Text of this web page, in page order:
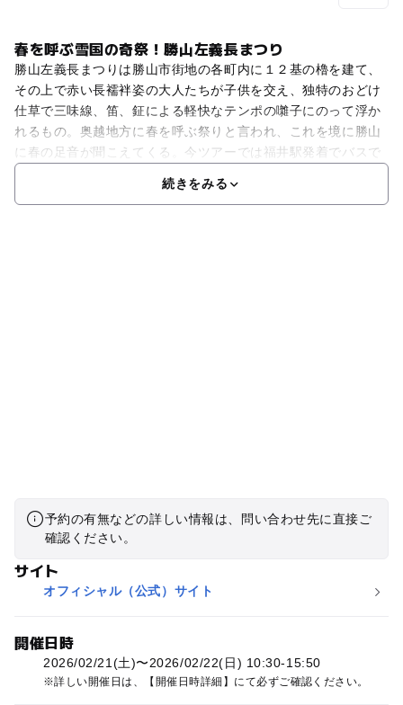
春を呼ぶ雪国の奇祭！勝山左義長まつり
勝山左義長まつりは勝山市街地の各町内に１２基の櫓を建て、
その上で赤い長襦袢姿の大人たちが子供を交え、独特のおどけ
仕草で三味線、笛、鉦による軽快なテンポの囃子にのって浮か
れるもの。奥越地方に春を呼ぶ祭りと言われ、これを境に勝山
に春の足音が聞こえてくる。今ツアーでは福井駅発着でバスで
続きをみる
予約の有無などの詳しい情報は、問い合わせ先に直接ご
確認ください。
サイト
オフィシャル（公式）サイト
開催日時
2026/02/21(土)〜2026/02/22(日) 10:30-15:50
詳しい開催日は、【開催日時詳細】にて必ずご確認ください。